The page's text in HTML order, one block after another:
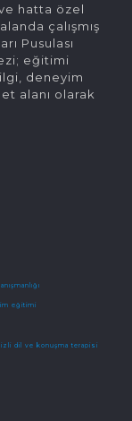
hatta özel
çalışmış
Pusulası
eğitimi
deneyim
alanı olarak
eğitimi
dil ve konuşma terapisi